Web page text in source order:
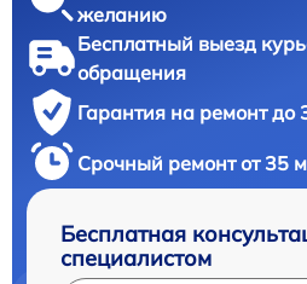
желанию
Бесплатный выезд
обращения
Гарантия на ремонт до
Срочный ремонт от 35
Бесплатная
специалистом